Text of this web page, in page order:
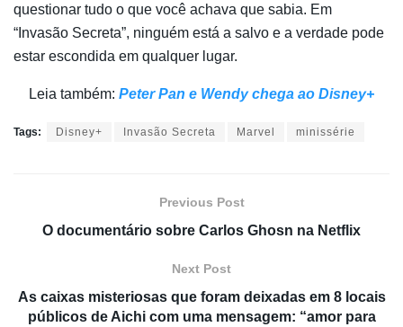
questionar tudo o que você achava que sabia. Em
“Invasão Secreta”, ninguém está a salvo e a verdade pode
estar escondida em qualquer lugar.
Leia também: Peter Pan e Wendy chega ao Disney+
Tags: Disney+ Invasão Secreta Marvel minissérie
Previous Post
O documentário sobre Carlos Ghosn na Netflix
Next Post
As caixas misteriosas que foram deixadas em 8 locais
públicos de Aichi com uma mensagem: “amor para